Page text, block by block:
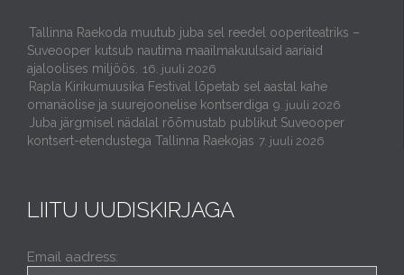
Tallinna Raekoda muutub juba sel reedel ooperiteatriks –
Suveooper kutsub nautima maailmakuulsaid aariaid
ajaloolises miljöös.
16. juuli 2026
Rapla Kirikumuusika Festival lõpetab sel aastal kahe
omanäolise ja suurejoonelise kontserdiga 9. juuli 2026
Juba järgmisel nädalal rõõmustab publikut Suveooper
kontsert-etendustega Tallinna Raekojas 7. juuli 2026
LIITU UUDISKIRJAGA
Email aadress: